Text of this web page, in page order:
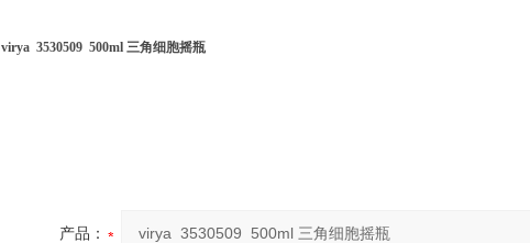
virya 3530509 500ml 三角细胞摇瓶
产品：